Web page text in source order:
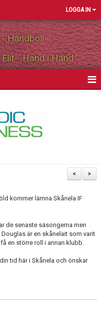
LOGGA IN
Handboll
- Hand i Hand
>
<
kommer lämna Skånela IF
de senaste säsongerna men
är en skånelait som varit
en större roll i annan klubb.
tid här i Skånela och önskar